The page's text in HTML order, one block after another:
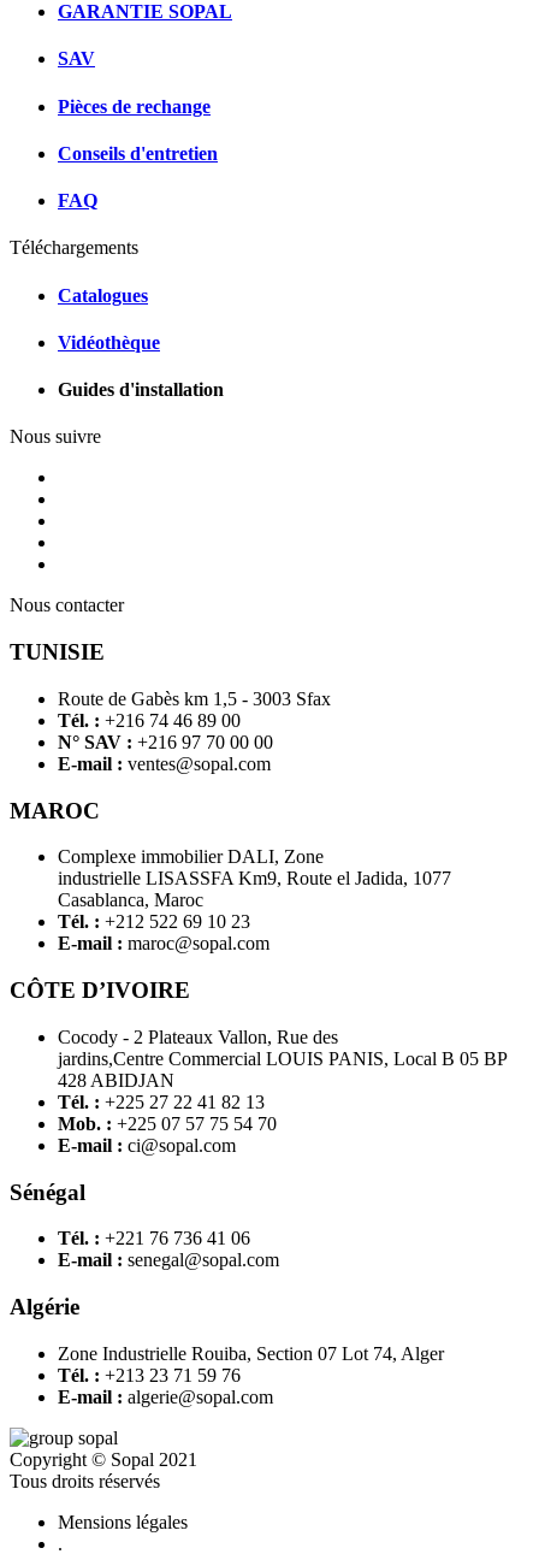
GARANTIE SOPAL
SAV
Pièces de rechange
Conseils d'entretien
FAQ
Téléchargements
Catalogues
Vidéothèque
Guides d'installation
Nous suivre
Nous contacter
TUNISIE
Route de Gabès km 1,5 - 3003 Sfax
Tél. : +216 74 46 89 00
N° SAV : +216 97 70 00 00
E-mail : ventes@sopal.com
MAROC
Complexe immobilier DALI, Zone
industrielle LISASSFA Km9, Route el Jadida, 1077
Casablanca, Maroc
Tél. : +212 522 69 10 23
E-mail : maroc@sopal.com
CÔTE D’IVOIRE
Cocody - 2 Plateaux Vallon, Rue des
jardins,Centre Commercial LOUIS PANIS, Local B 05 BP
428 ABIDJAN
Tél. : +225 27 22 41 82 13
Mob. : +225 07 57 75 54 70
E-mail : ci@sopal.com
Sénégal
Tél. : +221 76 736 41 06
E-mail : senegal@sopal.com
Algérie
Zone Industrielle Rouiba, Section 07 Lot 74, Alger
Tél. : +213 23 71 59 76
E-mail : algerie@sopal.com
Copyright © Sopal 2021
Tous droits réservés
Mensions légales
.